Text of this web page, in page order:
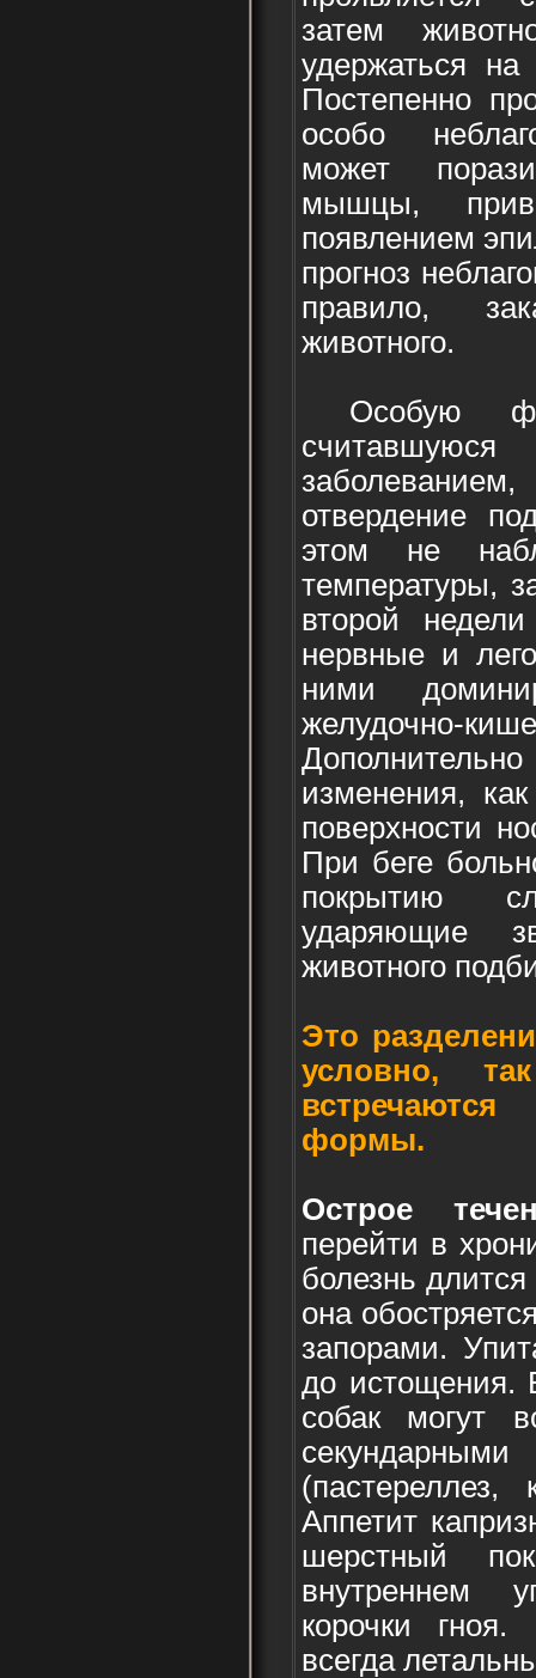
затем
удержаться на
Постепенно
особо
может
мышцы,
появлением
прогноз
правило,
животного.
Особую
отвердение
этом не
температуры,
второй
нервные и
ними
желудочно-
изменения,
поверхности
При беге
покрытию
ударяющие
животного
Это
условно,
формы.
Острое
перейти в
болезнь
она
запорами.
до истощения.
собак могут
(пастереллез,
Аппетит
шерстный
внутреннем
корочки
всегда